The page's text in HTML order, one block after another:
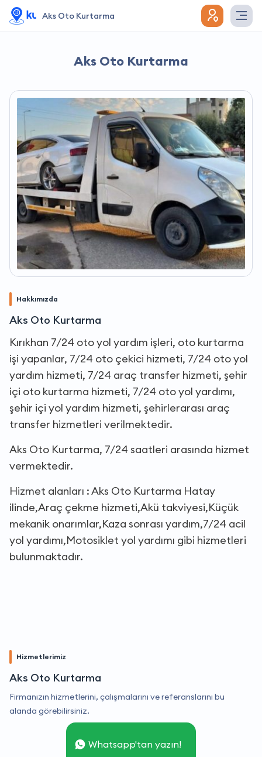
Aks Oto Kurtarma
Aks Oto Kurtarma
Hakkımızda
Aks Oto Kurtarma
Kırıkhan 7/24 oto yol yardım işleri, oto kurtarma
işi yapanlar, 7/24 oto çekici hizmeti, 7/24 oto yol
yardım hizmeti, 7/24 araç transfer hizmeti, şehir
içi oto kurtarma hizmeti, 7/24 oto yol yardımı,
şehir içi yol yardım hizmeti, şehirlerarası araç
transfer hizmetleri verilmektedir.
Aks Oto Kurtarma, 7/24 saatleri arasında hizmet
vermektedir.
Hizmet alanları : Aks Oto Kurtarma Hatay
ilinde,Araç çekme hizmeti,Akü takviyesi,Küçük
mekanik onarımlar,Kaza sonrası yardım,7/24 acil
yol yardımı,Motosiklet yol yardımı gibi hizmetleri
bulunmaktadır.
Hizmetlerimiz
Aks Oto Kurtarma
Firmanızın hizmetlerini, çalışmalarını ve referanslarını bu
alanda görebilirsiniz.
Whatsapp'tan yazın!